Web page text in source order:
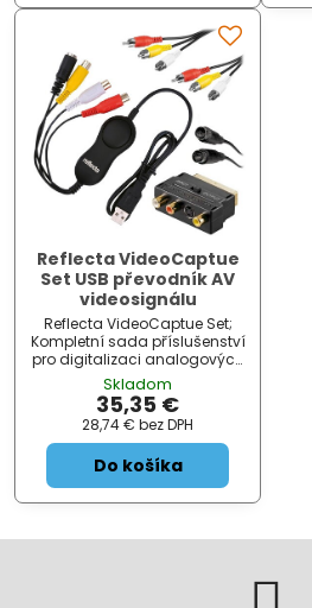
Reflecta VideoCaptue
Set USB převodník AV
videosignálu
Reflecta VideoCaptue Set;
Kompletní sada příslušenství
pro digitalizaci analogových
videozáznamů. Jednoduše
připojte videorekordér či
videokameru do USB portu
počítače a zařízení bude
automaticky rozpoznáno
jako USB...
Skladom
35,35 €
28,74 € bez DPH
Do košíka